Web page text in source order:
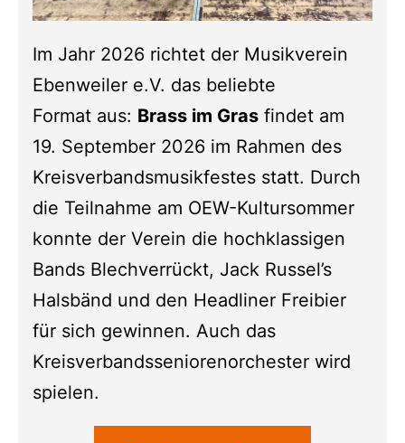
Im Jahr 2026 richtet der Musikverein
Ebenweiler e.V. das beliebte
Format aus: Brass im Gras findet am
19. September 2026 im Rahmen des
Kreisverbandsmusikfestes statt. Durch
die Teilnahme am OEW-Kultursommer
konnte der Verein die hochklassigen
Bands Blechverrückt, Jack Russel’s
Halsbänd und den Headliner Freibier
für sich gewinnen. Auch das
Kreisverbandsseniorenorchester wird
spielen.